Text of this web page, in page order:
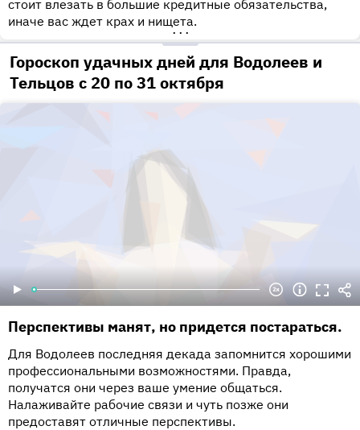
стоит влезать в большие кредитные обязательства,
иначе вас ждет крах и нищета.
•••
Гороскоп удачных дней для Водолеев и
Тельцов с 20 по 31 октября
Перспективы манят, но придется постараться.
Для Водолеев последняя декада запомнится хорошими
профессиональными возможностями. Правда,
получатся они через ваше умение общаться.
Налаживайте рабочие связи и чуть позже они
предоставят отличные перспективы.